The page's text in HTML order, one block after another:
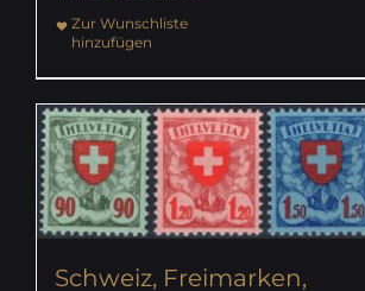
Zur Wunschliste
hinzufügen
Schweiz, Freimarken,